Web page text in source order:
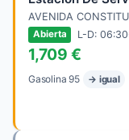
AVENIDA
Abierta L-D:
1,709 €
Gasolina 95 → igual